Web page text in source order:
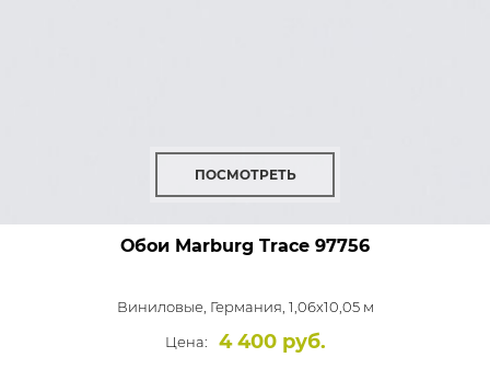
ПОСМОТРЕТЬ
Обои Marburg Trace 97756
Виниловые, Германия, 1,06x10,05 м
Цена:
4 400 руб.